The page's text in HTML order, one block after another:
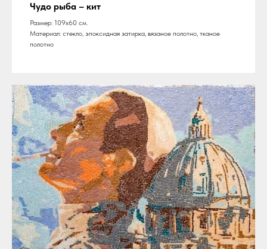
Чудо рыба – кит
Размер: 109х60 см.
Материал: стекло, эпоксидная затирка, вязаное полотно, тканое
полотно